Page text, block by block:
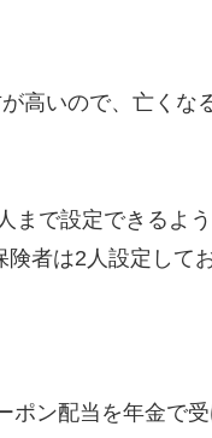
高いので、亡くな
まで設定できるよ
者は2人設定して
ポン配当を年金で